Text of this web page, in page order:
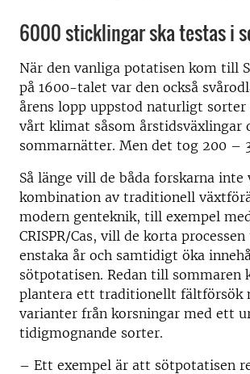
6000 sticklingar ska testas i
När den vanliga potatisen kom till
på 1600-talet var den också
årens lopp uppstod naturligt sorter
vårt klimat såsom årstidsväxlingar
sommarnätter. Men det tog 200 –
Så länge vill de båda forskarna inte
kombination av traditionell
modern genteknik, till exempel
CRISPR/Cas, vill de korta
enstaka år och samtidigt öka
sötpotatisen. Redan till sommaren
plantera ett traditionellt fältförsök
varianter från korsningar med ett
tidigmognande sorter.
– Ett exempel är att sötpotatisen